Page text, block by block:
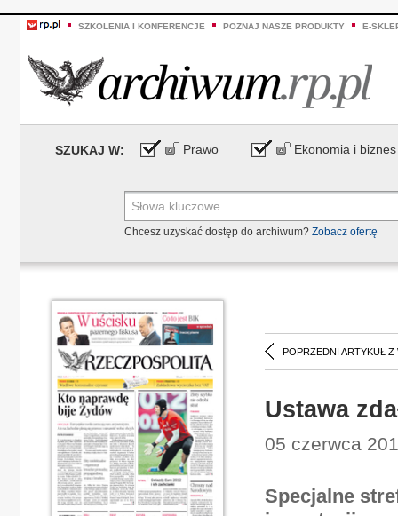
SZKOLENIA I KONFERENCJE POZNAJ NASZE PRODUKTY E-
SZUKAJ W: Prawo Ekonomia i biznes
Chcesz uzyskać dostęp do archiwum? Zobacz ofertę
POPRZEDNI ARTYKUŁ Z
Ustawa
05 czerwca
Specjalne